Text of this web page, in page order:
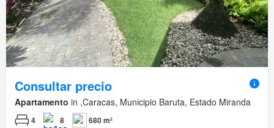
Consultar precio
Apartamento in ,Caracas, Municipio Baruta, Estado Miranda
4 8 680 m²